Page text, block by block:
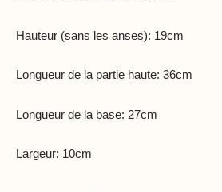
Hauteur (sans les anses): 19cm
Longueur de la partie haute: 36cm
Longueur de la base: 27cm
Largeur: 10cm